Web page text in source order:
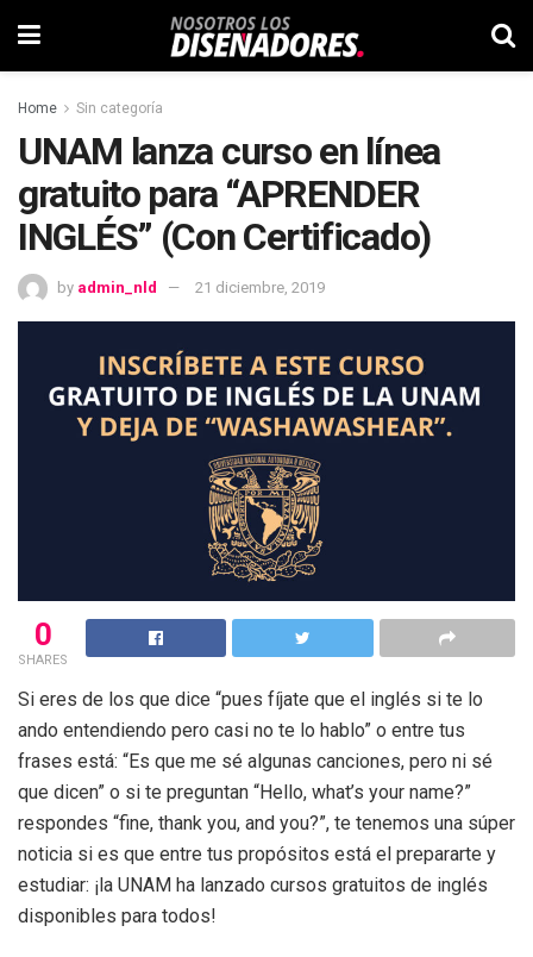
Home Sin categoría
UNAM lanza curso en línea
gratuito para “APRENDER
INGLÉS” (Con Certificado)
by admin_nld 21 diciembre, 2019
0
SHARES
Si eres de los que dice “pues fíjate que el inglés si te lo
ando entendiendo pero casi no te lo hablo” o entre tus
frases está: “Es que me sé algunas canciones, pero ni sé
que dicen” o si te preguntan “Hello, what’s your name?”
respondes “fine, thank you, and you?”, te tenemos una súper
noticia si es que entre tus propósitos está el prepararte y
estudiar: ¡la UNAM ha lanzado cursos gratuitos de inglés
disponibles para todos!